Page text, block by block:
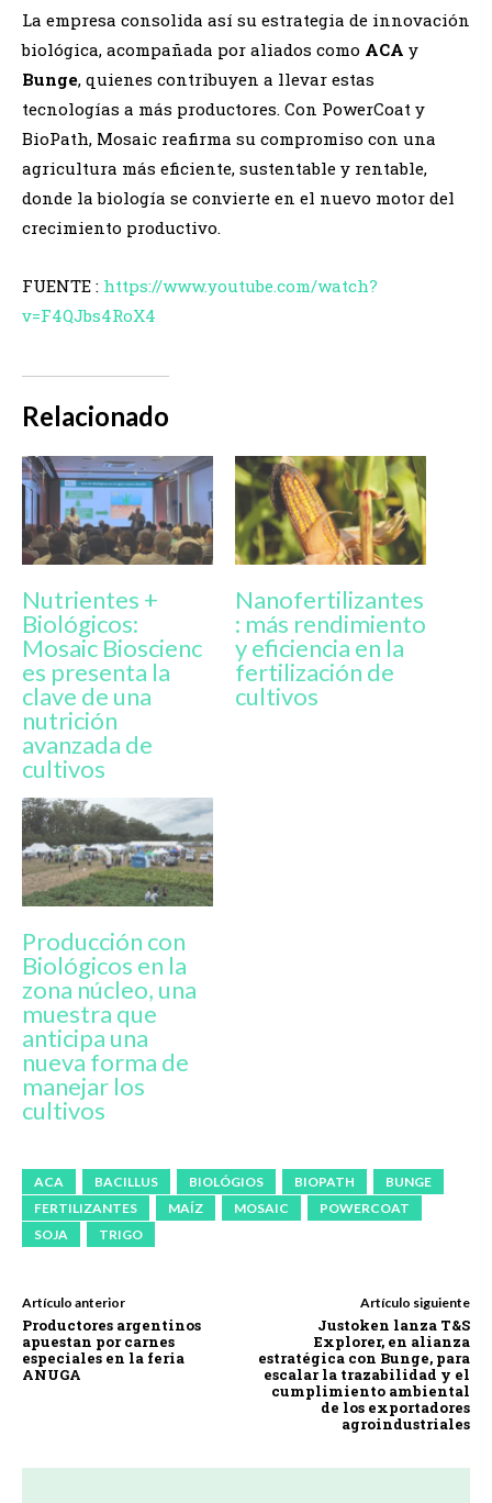
La empresa consolida así su estrategia de innovación
biológica, acompañada por aliados como ACA y
Bunge, quienes contribuyen a llevar estas
tecnologías a más productores. Con PowerCoat y
BioPath, Mosaic reafirma su compromiso con una
agricultura más eficiente, sustentable y rentable,
donde la biología se convierte en el nuevo motor del
crecimiento productivo.
FUENTE : https://www.youtube.com/watch?
v=F4QJbs4RoX4
Relacionado
Nutrientes +
Biológicos:
Mosaic Bioscienc
es presenta la
clave de una
nutrición
avanzada de
cultivos
Nanofertilizantes
: más rendimiento
y eficiencia en la
fertilización de
cultivos
Producción con
Biológicos en la
zona núcleo, una
muestra que
anticipa una
nueva forma de
manejar los
cultivos
ACA BACILLUS BIOLÓGIOS BIOPATH
BUNGE
FERTILIZANTES
MAÍZ MOSAIC
POWERCOAT
SOJA
TRIGO
Artículo anterior
Productores argentinos
apuestan por carnes
especiales en la feria
ANUGA
Artículo siguiente
Justoken lanza T&S
Explorer, en alianza
estratégica con Bunge, para
escalar la trazabilidad y el
cumplimiento ambiental
de los exportadores
agroindustriales